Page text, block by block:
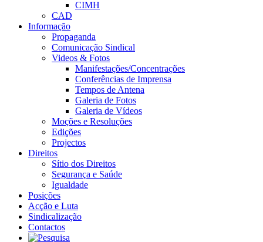
CIMH
CAD
Informação
Propaganda
Comunicação Sindical
Videos & Fotos
Manifestações/Concentrações
Conferências de Imprensa
Tempos de Antena
Galeria de Fotos
Galeria de Vídeos
Moções e Resoluções
Edições
Projectos
Direitos
Sítio dos Direitos
Segurança e Saúde
Igualdade
Posições
Acção e Luta
Sindicalização
Contactos